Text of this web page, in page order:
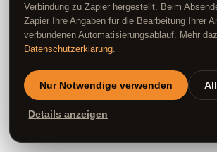
Verbindung zu Zapier hergestellt. Beim
Zapier Ihre Angaben für die Bearbeitung Ihrer
verbundenen Automatisierungsablauf. Mehr
Datenschutzerklärung
Nur Notwendige verwenden
Details anzeigen